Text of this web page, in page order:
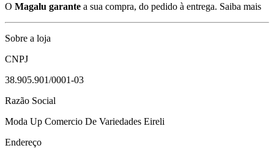
O Magalu garante a sua compra, do pedido à entrega. Saiba mais
Sobre a loja
CNPJ
38.905.901/0001-03
Razão Social
Moda Up Comercio De Variedades Eireli
Endereço